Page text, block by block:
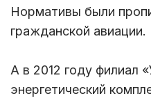
Нормативы были
гражданской авиации.
А в 2012 году филиал
энергетический